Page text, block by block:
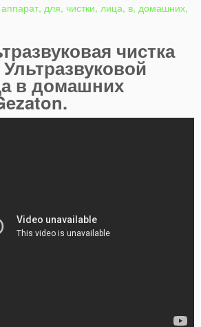
аппарат, для, чистки, лица, в, домашних,
чистка
в домашних